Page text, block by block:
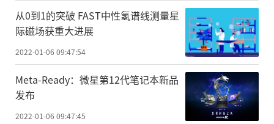
从0到1的突破 FAST中性氢谱线测量星
际磁场获重大进展
2022-01-06 09:47:54
Meta-Ready：微星第12代笔记本新品
发布
2022-01-06 09:47:45